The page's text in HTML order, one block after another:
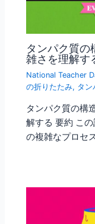
タンパク質の
雑さを理解す
National Teacher
の折りたたみ, タン
タンパク質の構
解する 要約 こ
の複雑なプロセ